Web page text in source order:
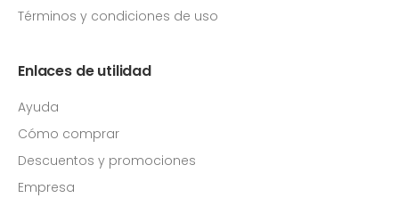
Términos y condiciones de uso
Enlaces de utilidad
Ayuda
Cómo comprar
Descuentos y promociones
Empresa